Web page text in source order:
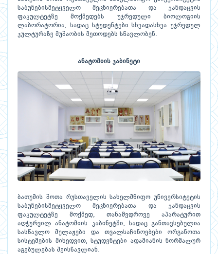
საბუნებისმეტყველო მეცნიერებათა და ჯანდაცვის
ფაკულტეტზე მოქმედებს უჯრედული ბიოლოგიის
ლაბორატორია, სადაც სტუდენტები სხვადასხვა უჯრედულ
კულტურაზე მუშაობის მეთოდებს სწავლობენ.
ანატომიის კაბინეტი
ბათუმის შოთა რუსთაველის სახელმწიფო უნივერსიტეტის
საბუნებისმეტყველო მეცნიერებათა და ჯანდაცვის
ფაკულტეტზე მოქმედ, თანამედროვე აპარატურით
აღჭურვილ ანატომიის კაბინეტში, სადაც განთავსებულია
სასწავლო მულაჟები და თვალსაჩინოებები ორგანოთა
სისტემების მიხედვით, სტუდენტები ადამიანის ნორმალურ
აგებულებას შეისწავლიან.